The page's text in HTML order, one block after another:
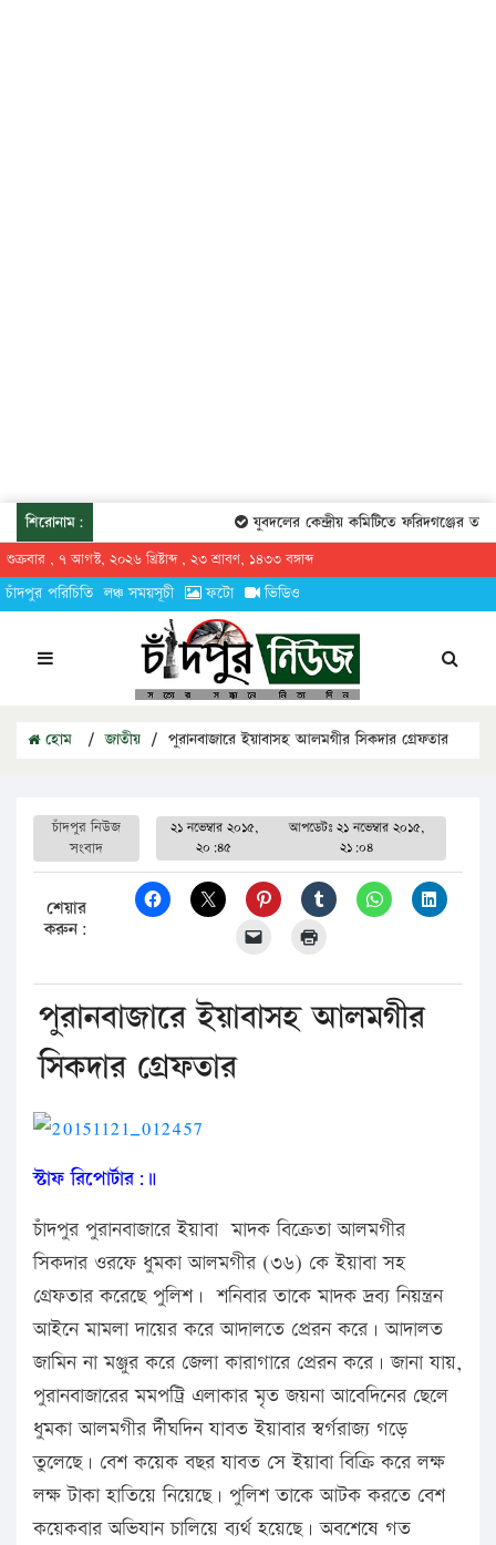
শিরোনাম: যুবদলের কেন্দ্রীয় কমিটিতে ফরিদগঞ্জের তারেকুর
শুক্রবার , ৭ আগস্ট, ২০২৬ খ্রিষ্টাব্দ , ২৩ শ্রাবণ, ১৪৩৩ বঙ্গাব্দ
চাঁদপুর পরিচিতি লঞ্চ সময়সূচী ফটো ভিডিও
হোম / জাতীয় / পুরানবাজারে ইয়াবাসহ আলমগীর সিকদার গ্রেফতার
চাঁদপুর নিউজ
সংবাদ
২১ নভেম্বার ২০১৫,
২০:৪৫
আপডেটঃ২১ নভেম্বার ২০১৫,
২১:০৪
শেয়ার
করুন:
পুরানবাজারে ইয়াবাসহ আলমগীর
সিকদার গ্রেফতার
স্টাফ রিপোর্টার:॥
চাঁদপুর পুরানবাজারে ইয়াবা মাদক বিক্রেতা আলমগীর
সিকদার ওরফে ধুমকা আলমগীর (৩৬) কে ইয়াবা সহ
গ্রেফতার করেছে পুলিশ। শনিবার তাকে মাদক দ্রব্য নিয়ন্ত্রন
আইনে মামলা দায়ের করে আদালতে প্রেরন করে। আদালত
জামিন না মঞ্জুর করে জেলা কারাগারে প্রেরন করে। জানা যায়,
পুরানবাজারের মমপট্রি এলাকার মৃত জয়না আবেদিনের ছেলে
ধুমকা আলমগীর র্দীঘদিন যাবত ইয়াবার স্বর্গরাজ্য গড়ে
তুলেছে। বেশ কয়েক বছর যাবত সে ইয়াবা বিক্রি করে লক্ষ
লক্ষ টাকা হাতিয়ে নিয়েছে। পুলিশ তাকে আটক করতে বেশ
কয়েকবার অভিযান চালিয়ে ব্যর্থ হয়েছে। অবশেষে গত